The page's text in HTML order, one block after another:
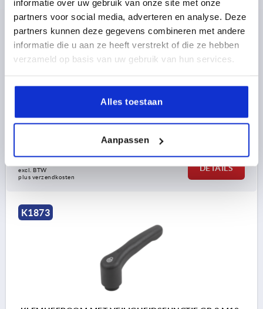
informatie over uw gebruik van onze site met onze
partners voor social media, adverteren en analyse. Deze
partners kunnen deze gegevens combineren met andere
informatie die u aan ze heeft verstrekt of die ze hebben
verzameld op basis van uw gebruik van hun services.
Alles toestaan
Aanpassen
KLEMHEFBOOM MET VEILIGHEIDSFUNCTIE GR.3 M08,
KUNSTSTOF ANTRACIETGRIJS RAL7021, BEST:RVS
SCHROEFDRAAD=M8
DRAADDIEPTE=12
KLEUR BASISLICHAAM=ANTRACIETGRIJS RAL 7021
H2=31,4
GREEPHOOGTE=58,1
H4=53,3
GREEPLENGTE=91,3
10,22 €
excl. BTW
plus verzendkosten
DETAILS
K1873